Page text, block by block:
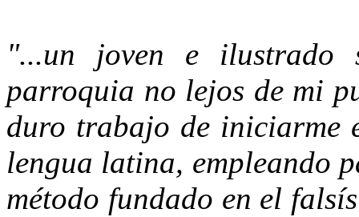
"...un joven e ilustrado
parroquia no lejos de mi
duro trabajo de iniciarme
lengua latina, empleando
método fundado en el